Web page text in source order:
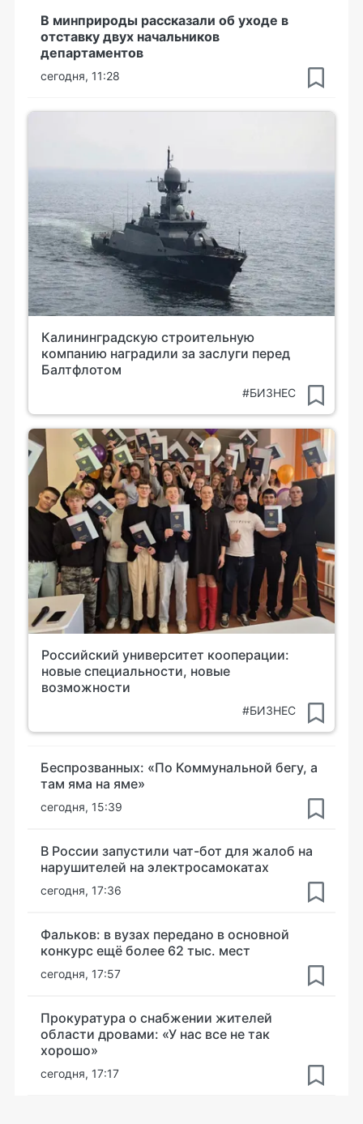
В минприроды рассказали об уходе в
отставку двух начальников
департаментов
сегодня, 11:28
Калининградскую строительную
компанию наградили за заслуги перед
Балтфлотом
#БИЗНЕС
Российский университет кооперации:
новые специальности, новые
возможности
#БИЗНЕС
Беспрозванных: «По Коммунальной бегу, а
там яма на яме»
сегодня, 15:39
В России запустили чат-бот для жалоб на
нарушителей на электросамокатах
сегодня, 17:36
Фальков: в вузах передано в основной
конкурс ещё более 62 тыс. мест
сегодня, 17:57
Прокуратура о снабжении жителей
области дровами: «У нас все не так
хорошо»
сегодня, 17:17